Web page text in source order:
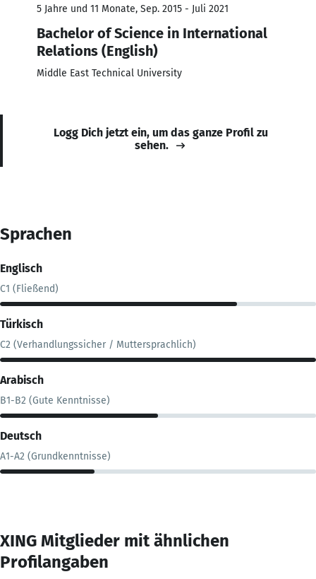
5 Jahre und 11 Monate, Sep. 2015 - Juli 2021
Bachelor of Science in International
Relations (English)
Middle East Technical University
Logg Dich jetzt ein, um das ganze Profil zu
sehen.
Sprachen
Englisch
C1 (Fließend)
Türkisch
C2 (Verhandlungssicher / Muttersprachlich)
Arabisch
B1-B2 (Gute Kenntnisse)
Deutsch
A1-A2 (Grundkenntnisse)
XING Mitglieder mit ähnlichen
Profilangaben